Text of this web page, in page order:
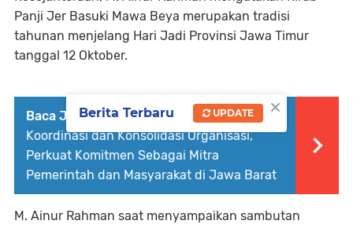
Panji Jer Basuki Mawa Beya merupakan tradisi
tahunan menjelang Hari Jadi Provinsi Jawa Timur
tanggal 12 Oktober.
Baca Juga : DPP GMP-Ling Gelar Rapat
Koordinasi dan Konsolidasi Organisasi,
Perkuat Komitmen Sebagai Mitra
Pemerintah dan Masyarakat di Jawa Barat
M. Ainur Rahman saat menyampaikan sambutan
×
Berita Terbaru UPDATE